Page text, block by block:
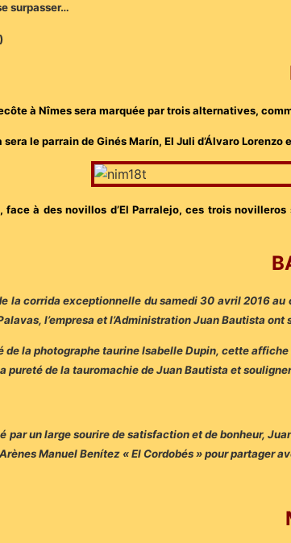
surpasser…
à Nîmes sera marquée par trois alternatives,
le parrain de Ginés Marín, El Juli d’Álvaro Lorenzo
à des novillos d’El Parralejo, ces trois
la corrida exceptionnelle du samedi 30 avril 2016
l’empresa et l’Administration Juan Bautista
de la photographe taurine Isabelle Dupin, cette
pureté de la tauromachie de Juan Bautista et
par un large sourire de satisfaction et de bonheur,
Manuel Benítez « El Cordobés » pour partager